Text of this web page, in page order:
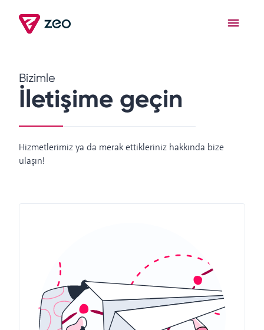
Bizimle
İletişime geçin
Hizmetlerimiz ya da merak ettikleriniz hakkında bize
ulaşın!